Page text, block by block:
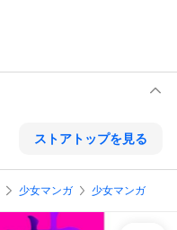
ストアトップを見る
少女マンガ 少女マンガ